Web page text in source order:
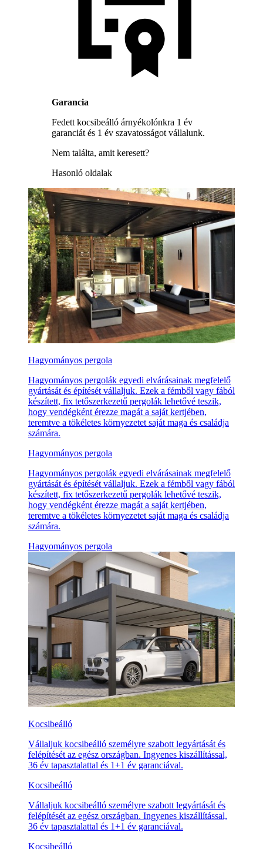
Garancia
Fedett kocsibeálló árnyékolónkra 1 év
garanciát és 1 év szavatosságot vállalunk.
Nem találta, amit keresett?
Hasonló oldalak
Hagyományos pergola
Hagyományos pergolák egyedi elvárásainak megfelelő
gyártását és építését vállaljuk. Ezek a fémből vagy fából
készített, fix tetőszerkezetű pergolák lehetővé teszik,
hogy vendégként érezze magát a saját kertjében,
teremtve a tökéletes környezetet saját maga és családja
számára.
Hagyományos pergola
Hagyományos pergolák egyedi elvárásainak megfelelő
gyártását és építését vállaljuk. Ezek a fémből vagy fából
készített, fix tetőszerkezetű pergolák lehetővé teszik,
hogy vendégként érezze magát a saját kertjében,
teremtve a tökéletes környezetet saját maga és családja
számára.
Hagyományos pergola
Kocsibeálló
Vállaljuk kocsibeálló személyre szabott legyártását és
felépítését az egész országban. Ingyenes kiszállítással,
36 év tapasztalattal és 1+1 év garanciával.
Kocsibeálló
Vállaljuk kocsibeálló személyre szabott legyártását és
felépítését az egész országban. Ingyenes kiszállítással,
36 év tapasztalattal és 1+1 év garanciával.
Kocsibeálló